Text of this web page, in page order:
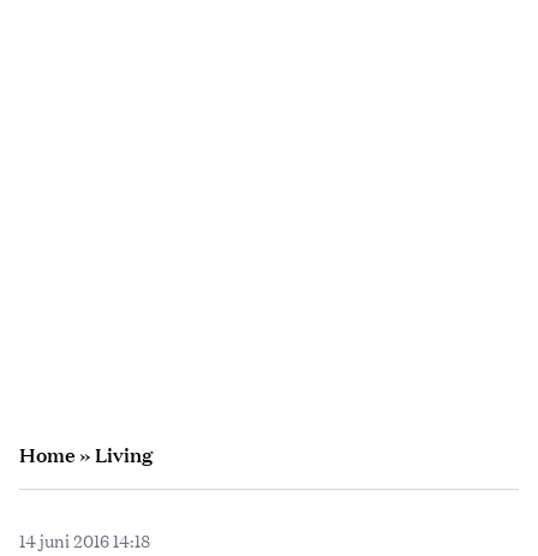
Home»Living
14 juni 2016 14:18